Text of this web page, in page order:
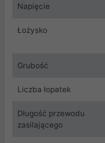
Napięcie
Łożysko
Grubość
Liczba łopatek
Długość przewodu
zasilającego